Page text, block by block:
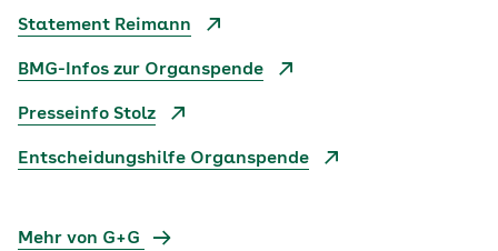
Statement Reimann
BMG-Infos zur Organspende
Presseinfo Stolz
Entscheidungshilfe Organspende
Mehr von G+G